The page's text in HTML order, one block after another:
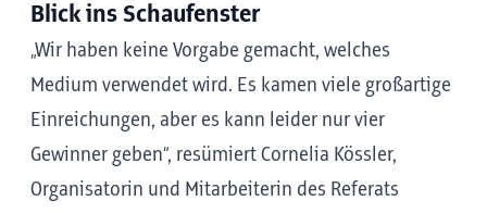
Blick ins Schaufenster
„Wir haben keine Vorgabe gemacht, welches
Medium verwendet wird. Es kamen viele großartige
Einreichungen, aber es kann leider nur vier
Gewinner geben“, resümiert Cornelia Kössler,
Organisatorin und Mitarbeiterin des Referats